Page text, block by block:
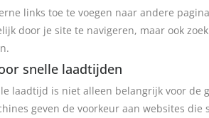
links toe te voegen naar andere
door je site te navigeren, maar ook
snelle laadtijden
laadtijd is niet alleen belangrijk voor de
geven de voorkeur aan websites